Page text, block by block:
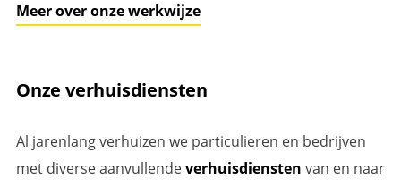
Meer over onze werkwijze
Onze verhuisdiensten
Al jarenlang verhuizen we particulieren en bedrijven
met diverse aanvullendeverhuisdiensten van en naar